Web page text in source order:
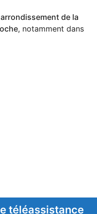
de la
, notamment dans
téléassistance